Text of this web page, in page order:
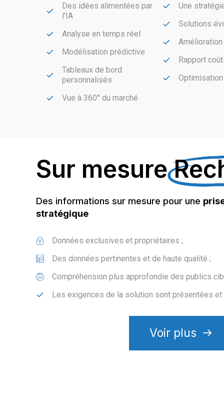
Des idées alimentées par
l'IA
Analyse en temps réel
Modélisation prédictive
Tableaux de bord
personnalisés
Vue à 360° du marché
Une
Solutions
Rapport
Sur mesure
Des informations sur mesure pour une
stratégique
Données exclusives et propriétaires ;
Des données pertinentes et de haute qualité ;
Compréhension plus approfondie des publics
Les exigences de la solution sont présentées et
Voir plus